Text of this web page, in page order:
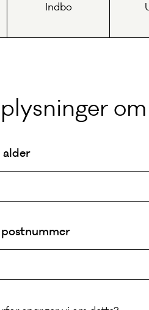
Indbo
alder